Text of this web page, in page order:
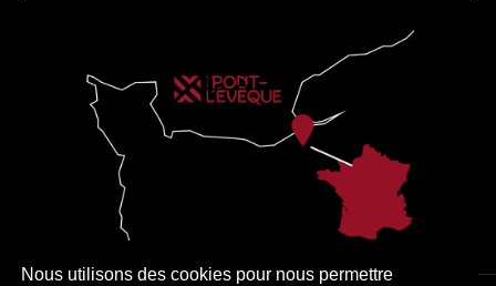
Nous utilisons des cookies pour nous permettre